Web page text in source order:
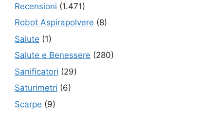
Recensioni (1.471)
Robot Aspirapolvere (8)
Salute (1)
Salute e Benessere (280)
Sanificatori (29)
Saturimetri (6)
Scarpe (9)